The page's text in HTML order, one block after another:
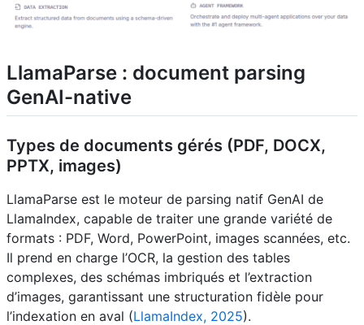
LlamaParse : document parsing
GenAI-native
Types de documents gérés (PDF, DOCX,
PPTX, images)
LlamaParse est le moteur de parsing natif GenAI de
LlamaIndex, capable de traiter une grande variété de
formats : PDF, Word, PowerPoint, images scannées, etc.
Il prend en charge l’OCR, la gestion des tables
complexes, des schémas imbriqués et l’extraction
d’images, garantissant une structuration fidèle pour
l’indexation en aval (LlamaIndex, 2025).